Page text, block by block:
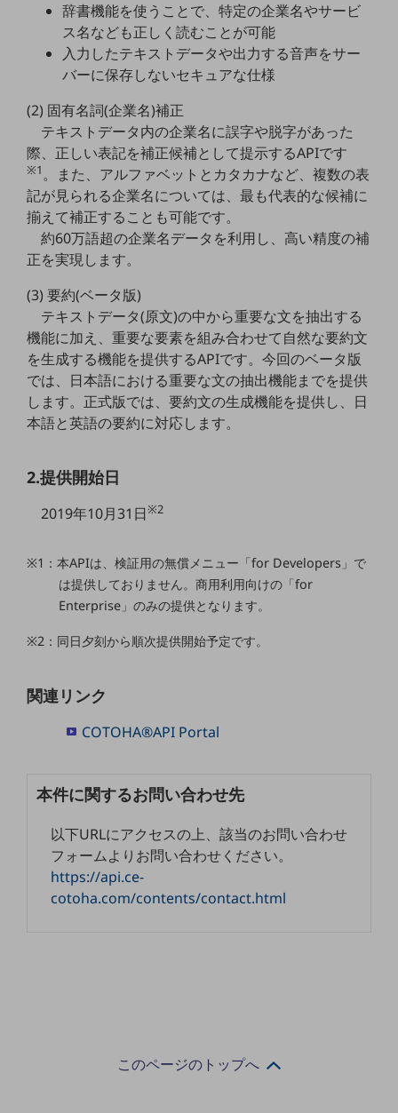
データ利活用
災害対策・BCP
課題・ニーズで探す
課題・ニーズで探すTOP
コミュニケーション・情報共有
マーケティング
業務効率化
災害対策
職場環境整備
地域共創・地方創生
セキュリティ対策
遠隔監視
業種・業態で探すTOP
製造・建設業
キーワードで探す
モバイルTOP
法人向けスマホ・携帯に関する、
辞書機能を使うことで、特定の企業名やサービ
ス名なども正しく読むことが可能
入力したテキストデータや出力する音声をサー
バーに保存しないセキュアな仕様
(2) 固有名詞(企業名)補正
テキストデータ内の企業名に誤字や脱字があった
際、正しい表記を補正候補として提示するAPIです
※1。また、アルファベットとカタカナなど、複数の表
記が見られる企業名については、最も代表的な候補に
揃えて補正することも可能です。
約60万語超の企業名データを利用し、高い精度の補
正を実現します。
(3) 要約(ベータ版)
テキストデータ(原文)の中から重要な文を抽出する
機能に加え、重要な要素を組み合わせて自然な要約文
を生成する機能を提供するAPIです。今回のベータ版
では、日本語における重要な文の抽出機能までを提供
します。正式版では、要約文の生成機能を提供し、日
本語と英語の要約に対応します。
2.提供開始日
2019年10月31日※2
※1：本APIは、検証用の無償メニュー「for Developers」で
は提供しておりません。商用利用向けの「for
Enterprise」のみの提供となります。
※2：同日夕刻から順次提供開始予定です。
関連リンク
COTOHA®API Portal
本件に関するお問い合わせ先
以下URLにアクセスの上、該当のお問い合わせ
フォームよりお問い合わせください。
https://api.ce-
cotoha.com/contents/contact.html
このページのトップへ